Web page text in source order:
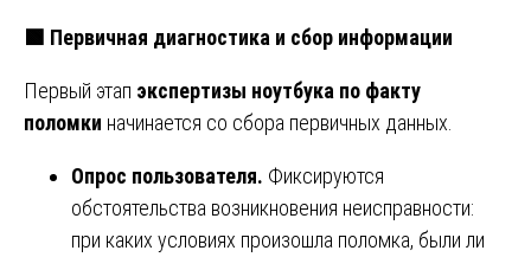
🟩 Первичная диагностика и сбор информации
Первый этап экспертизы ноутбука по факту
поломки начинается со сбора первичных данных.
Опрос пользователя. Фиксируются
обстоятельства возникновения неисправности:
при каких условиях произошла поломка, были ли